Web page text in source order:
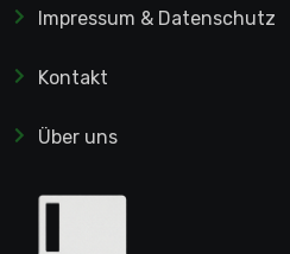
Impressum & Datenschutz
Kontakt
Über uns